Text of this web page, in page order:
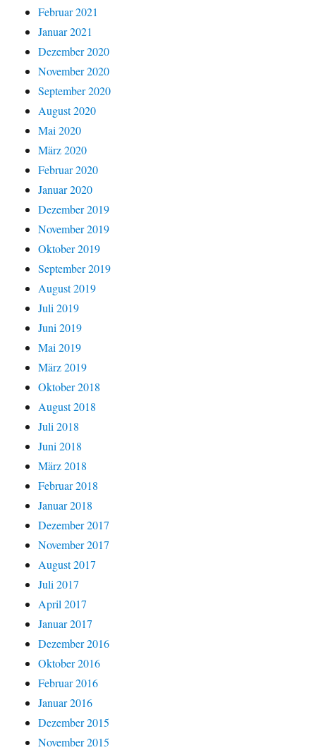
Februar 2021
Januar 2021
Dezember 2020
November 2020
September 2020
August 2020
Mai 2020
März 2020
Februar 2020
Januar 2020
Dezember 2019
November 2019
Oktober 2019
September 2019
August 2019
Juli 2019
Juni 2019
Mai 2019
März 2019
Oktober 2018
August 2018
Juli 2018
Juni 2018
März 2018
Februar 2018
Januar 2018
Dezember 2017
November 2017
August 2017
Juli 2017
April 2017
Januar 2017
Dezember 2016
Oktober 2016
Februar 2016
Januar 2016
Dezember 2015
November 2015